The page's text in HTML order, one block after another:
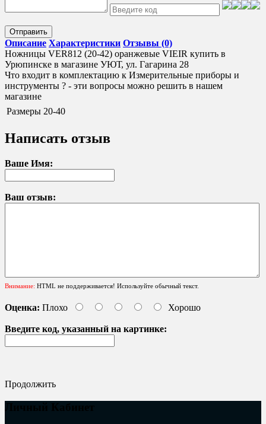
Отправить
Описание Характеристики Отзывы (0)
Ножницы VER812 (20-42) оранжевые VIEIR купить в
Урюпинске в магазине УЮТ, ул. Гагарина 28
Что входит в комплектацию к Измерительные приборы и
инструменты ? - эти вопросы можно решить в нашем
магазине
Размеры 20-40
Написать отзыв
Ваше Имя:
Ваш отзыв:
Внимание: HTML не поддерживается! Используйте обычный текст.
Оценка: Плохо Хорошо
Введите код, указанный на картинке:
Продолжить